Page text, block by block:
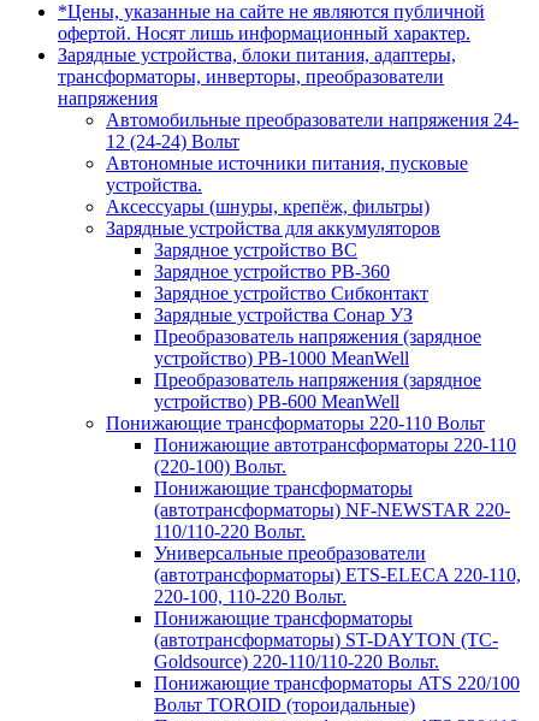
*Цены, указанные на сайте не являются публичной
офертой. Носят лишь информационный характер.
Зарядные устройства, блоки питания, адаптеры,
трансформаторы, инверторы, преобразователи
напряжения
Автомобильные преобразователи напряжения 24-
12 (24-24) Вольт
Автономные источники питания, пусковые
устройства.
Аксессуары (шнуры, крепёж, фильтры)
Зарядные устройства для аккумуляторов
Зарядное устройство BC
Зарядное устройство PB-360
Зарядное устройство Сибконтакт
Зарядные устройства Сонар УЗ
Преобразователь напряжения (зарядное
устройство) PB-1000 MeanWell
Преобразователь напряжения (зарядное
устройство) PB-600 MeanWell
Понижающие трансформаторы 220-110 Вольт
Понижающие автотрансформаторы 220-110
(220-100) Вольт.
Понижающие трансформаторы
(автотрансформаторы) NF-NEWSTAR 220-
110/110-220 Вольт.
Универсальные преобразователи
(автотрансформаторы) ETS-ELECA 220-110,
220-100, 110-220 Вольт.
Понижающие трансформаторы
(автотрансформаторы) ST-DAYTON (TC-
Goldsource) 220-110/110-220 Вольт.
Понижающие трансформаторы ATS 220/100
Вольт TOROID (тороидальные)